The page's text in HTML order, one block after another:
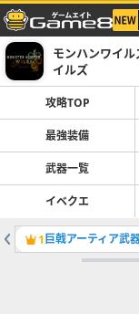
モンハンワイ
イルズ
攻略TOP
最強装備
武器一覧
イベクエ
1巨戟アーティア武